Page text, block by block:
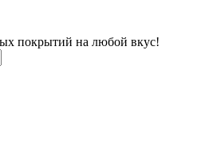
покрытий на любой вкус!